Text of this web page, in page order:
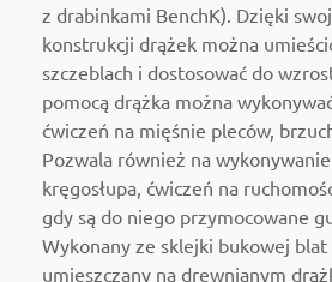
z drabinkami BenchK). Dzięki
konstrukcji drążek można
szczeblach i dostosować do
pomocą drążka można
ćwiczeń na mięśnie pleców,
Pozwala również na
kręgosłupa, ćwiczeń na
gdy są do niego przymocowane
Wykonany ze sklejki bukowej
umieszczany na drewnianym